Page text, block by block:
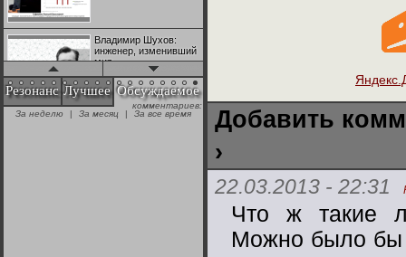
Владимир Шухов:
инженер, изменивший
мир
"Аркадий Коц" на
эгалите-фесте "Не
Резонанс Лучшее Обсуждаемое
+28
Добавить
›
22.03.2013 - 22:31
Что ж такие
Можно было бы